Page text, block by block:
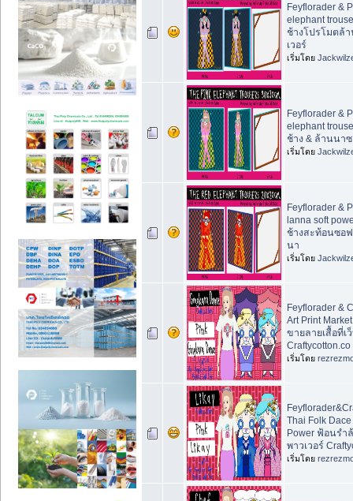
Feyflorader &
elephant
ช้างโปรโมตล้
เวอร์
เริ่มโดย
Feyflorader &
elephant
ช้าง & ล้านนา
เริ่มโดย
Feyflorader &
lanna soft
ช้างสะท้อนซอ
นา
เริ่มโดย
Feyflorader &
Art Print
ขายลายเสื้อที่เ
Craftycotton.co
เริ่มโดย
Thai Folk
Power ฟ้อนร
พาวเวอร์
เริ่มโดย